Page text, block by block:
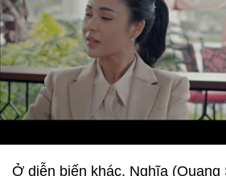
Ở diễn biến khác, Nghĩa (Quang